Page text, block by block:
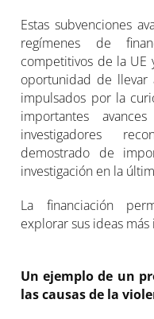
Estas subvenciones
regímenes de
competitivos de la UE
oportunidad de llevar
impulsados por la
importantes
investigadores
demostrado de
investigación en la
La financiación
explorar sus ideas
Un ejemplo de un
las causas de la